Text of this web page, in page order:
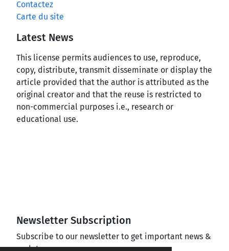
Contactez
Carte du site
Latest News
This license permits audiences to use, reproduce,
copy, distribute, transmit disseminate or display the
article provided that the author is attributed as the
original creator and that the reuse is restricted to
non-commercial purposes i.e., research or
educational use.
Newsletter Subscription
Subscribe to our newsletter to get important news &
updates